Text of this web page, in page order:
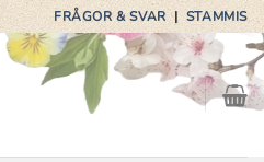
FRÅGOR & SVAR|STAMMIS